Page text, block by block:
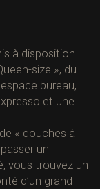
à disposition
size », du
bureau,
et une
« douches à
un
vous trouvez un
d’un grand